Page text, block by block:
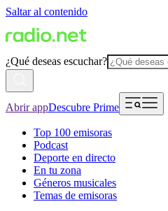
Saltar al contenido
¿Qué deseas escuchar?
Abrir appDescubre Prime
Top 100 emisoras
Podcast
Deporte en directo
En tu zona
Géneros musicales
Temas de emisoras